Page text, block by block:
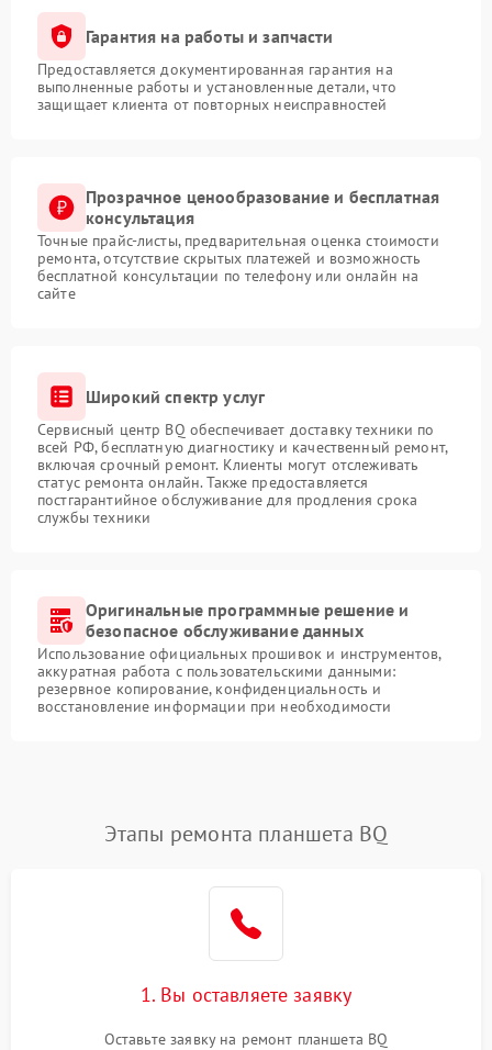
Гарантия на работы и запчасти
Предоставляется документированная гарантия на
выполненные работы и установленные детали, что
защищает клиента от повторных неисправностей
Прозрачное ценообразование и бесплатная
консультация
Точные прайс-листы, предварительная оценка стоимости
ремонта, отсутствие скрытых платежей и возможность
бесплатной консультации по телефону или онлайн на
сайте
Широкий спектр услуг
Сервисный центр BQ обеспечивает доставку техники по
всей РФ, бесплатную диагностику и качественный ремонт,
включая срочный ремонт. Клиенты могут отслеживать
статус ремонта онлайн. Также предоставляется
постгарантийное обслуживание для продления срока
службы техники
Оригинальные программные решение и
безопасное обслуживание данных
Использование официальных прошивок и инструментов,
аккуратная работа с пользовательскими данными:
резервное копирование, конфиденциальность и
восстановление информации при необходимости
Этапы ремонта планшета BQ
1. Вы оставляете заявку
Оставьте заявку на ремонт планшета BQ